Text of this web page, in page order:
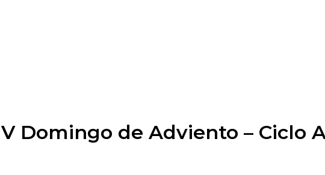
Domingo de Adviento – Ciclo